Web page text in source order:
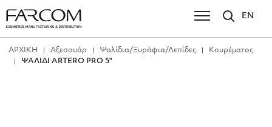
EN
ΑΡΧΙΚΗ Αξεσουάρ Ψαλίδια/Ξυράφια/Λεπίδες
Κουρέματος
ΨΑΛΙΔΙ ARTERO PRO 5"